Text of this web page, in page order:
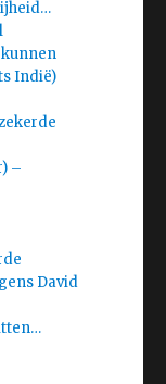
Indië)
–
David